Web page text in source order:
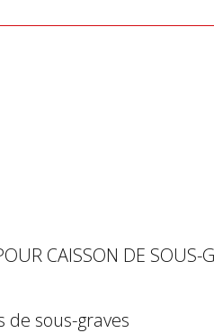
CAISSON DE SOUS-
de sous-graves